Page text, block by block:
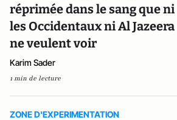
réprimée dans le sang que ni
les Occidentaux ni Al Jazeera
ne veulent voir
Karim Sader
1 min de lecture
ZONE D'EXPERIMENTATION